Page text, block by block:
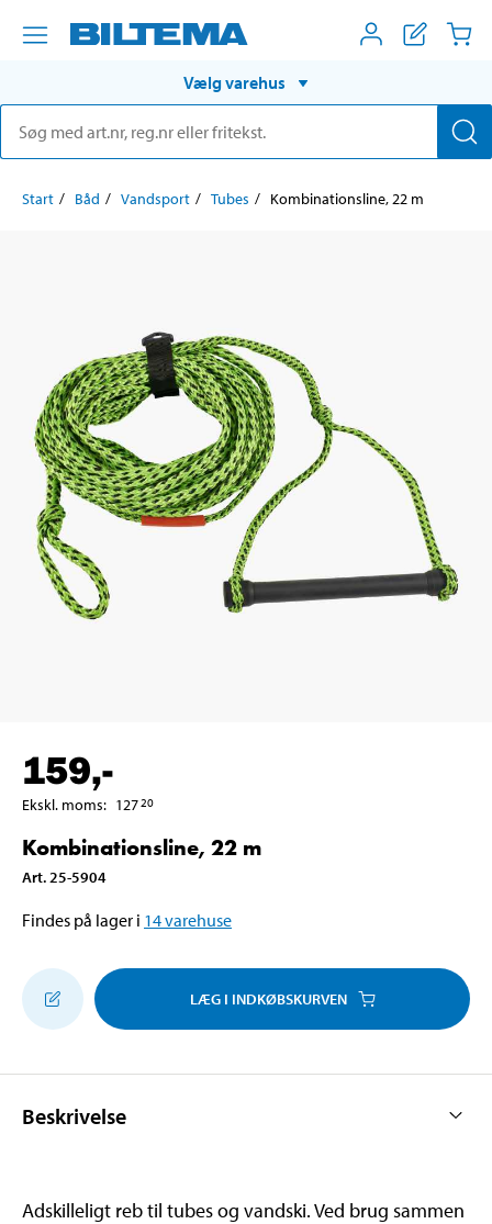
Vælg varehus
Start Båd Vandsport Tubes Kombinationsline, 22 m
159,-
Ekskl. moms: 12720
Kombinationsline, 22 m
Art. 25-5904
Findes på lager i 14varehuse
LÆG I INDKØBSKURVEN
Beskrivelse
Adskilleligt reb til tubes og vandski. Ved brug sammen